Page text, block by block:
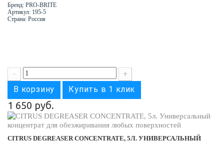
Бренд: PRO-BRITE
Артикул: 195-5
Страна: Россия
- +
В корзину Купить в 1 клик
1 650 руб.
CITRUS DEGREASER CONCENTRATE, 5Л. УНИВЕРСАЛЬНЫЙ